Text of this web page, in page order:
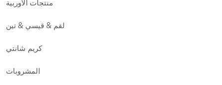
منتجات الأوربية
لقم & قيسي & تين
كريم شانتي
المشروبات